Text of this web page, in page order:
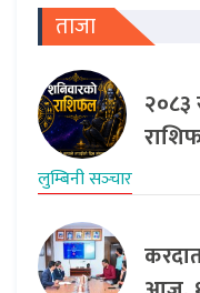
ताजा
२०८३
लुम्बिनी सञ्‍चार